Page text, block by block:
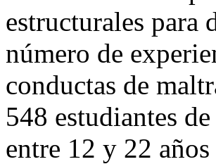
estructurales
número de
conductas de
548 estudiantes
entre 12 y 22